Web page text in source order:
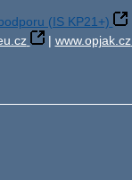
(IS KP21+)
| www.opjak.cz